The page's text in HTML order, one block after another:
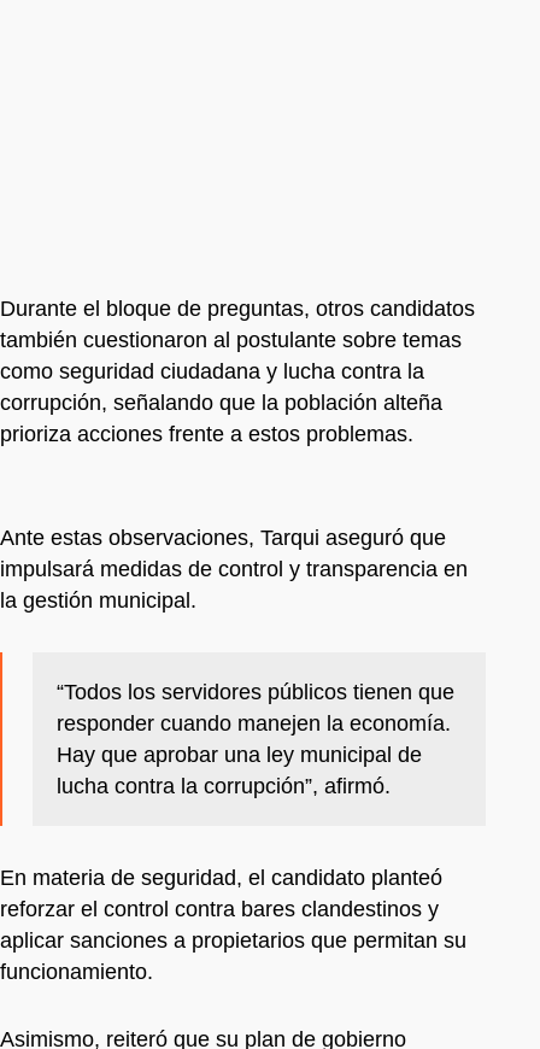
Durante el bloque de preguntas, otros candidatos
también cuestionaron al postulante sobre temas
como seguridad ciudadana y lucha contra la
corrupción, señalando que la población alteña
prioriza acciones frente a estos problemas.
Ante estas observaciones, Tarqui aseguró que
impulsará medidas de control y transparencia en
la gestión municipal.
“Todos los servidores públicos tienen que
responder cuando manejen la economía.
Hay que aprobar una ley municipal de
lucha contra la corrupción”, afirmó.
En materia de seguridad, el candidato planteó
reforzar el control contra bares clandestinos y
aplicar sanciones a propietarios que permitan su
funcionamiento.
Asimismo, reiteró que su plan de gobierno